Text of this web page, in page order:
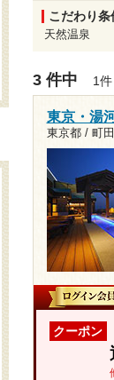
こだわり条
天然温泉
3 件中 1
東京・湯
東京都 / 町
クーポン